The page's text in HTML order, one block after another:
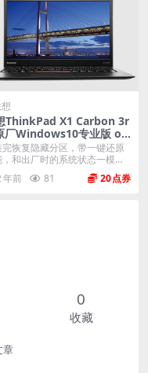
ThinkPad X1 Carbon 3r
厂Windows10专业版 oe
统镜像下载
恢复隐藏分区，带一键还原
和出厂时的系统状态一模一
格式：zip ...
年前 81 20
0
收藏
章